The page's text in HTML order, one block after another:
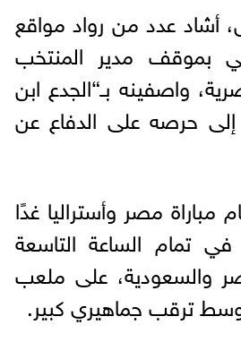
عدد من رواد مواقع
بموقف مدير المنتخب
واصفينه بـ“الجدع ابن
إلى حرصه على الدفاع عن
مباراة مصر وأستراليا غدًا
يوليو، في تمام الساعة التاسعة
والسعودية، على ملعب
ترقب جماهيري كبير.